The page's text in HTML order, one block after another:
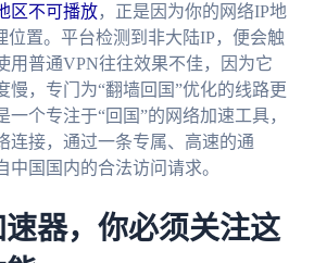
区不可播放，正是因为你的网络IP地
位置。平台检测到非大陆IP，便会触
用普通VPN往往效果不佳，因为它
慢，专门为“翻墙回国”优化的线路更
一个专注于“回国”的网络加速工具，
连接，通过一条专属、高速的通
中国国内的合法访问请求。
器，你必须关注这